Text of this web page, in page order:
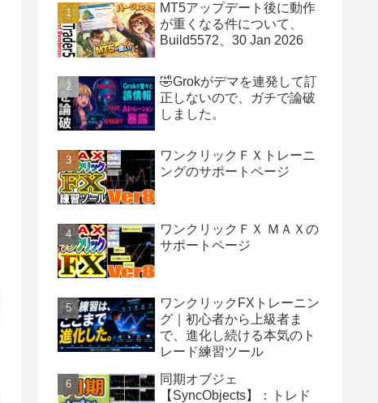
MT5アップデート後に動作
が重くなる件について、
Build5572、30 Jan 2026
🤣Grokがデマを連発して訂
正しないので、ガチで論破
しました。
ワンクリックＦＸトレーニ
ングのサポートページ
ワンクリックＦＸ ＭＡＸの
サポートページ
ワンクリックFXトレーニン
グ｜初心者から上級者ま
で、進化し続ける本気のト
レード練習ツール
同期オブジェ
【SyncObjects】：トレド